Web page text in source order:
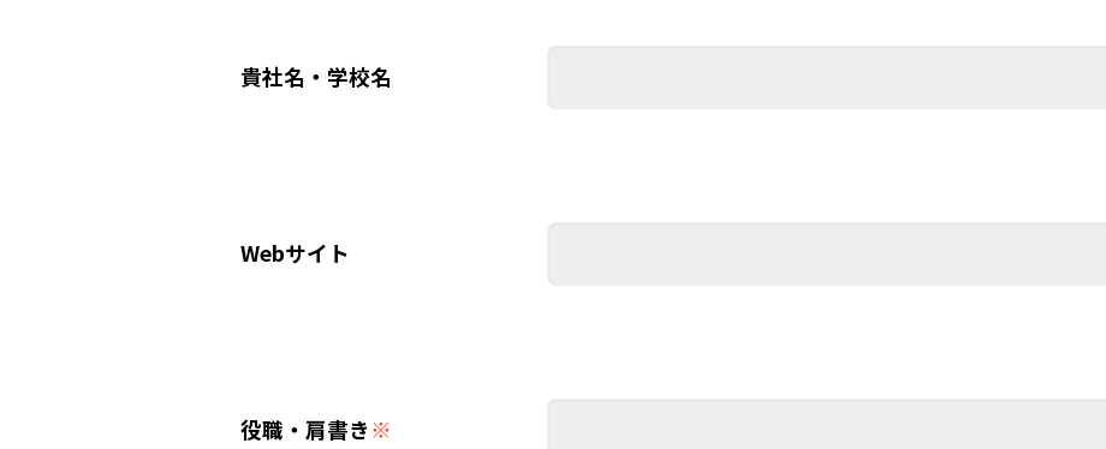
貴社名・学校名
Webサイト
役職・肩書き※